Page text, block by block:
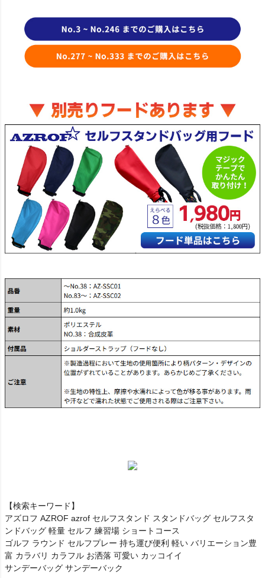
【検索キーワード】
アズロフ AZROF azrof セルフスタンド スタンドバッグ セルフスタ
ンドバッグ 軽量 セルフ 練習場 ショートコース
ゴルフ ラウンド セルフプレー 持ち運び便利 軽い バリエーション豊
富 カラバリ カラフル お洒落 可愛い カッコイイ
サンデーバッグ サンデーバック